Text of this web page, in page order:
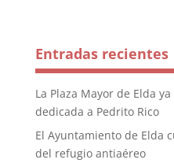
Entradas recientes
La Plaza Mayor de Elda
dedicada a Pedrito Rico
El Ayuntamiento de Elda
del refugio antiaéreo